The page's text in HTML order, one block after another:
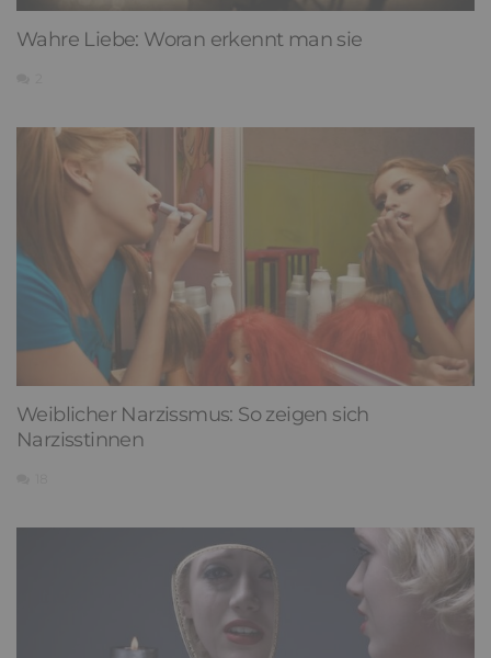
Wahre Liebe: Woran erkennt man sie
Weiblicher Narzissmus: So zeigen sich
Narzisstinnen